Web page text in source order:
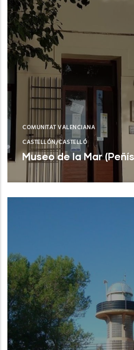
COMUNITAT VALENCIANA
CASTELLÓN/CASTELLÓ
Museo de la Mar
Peñíscola (Castelló/